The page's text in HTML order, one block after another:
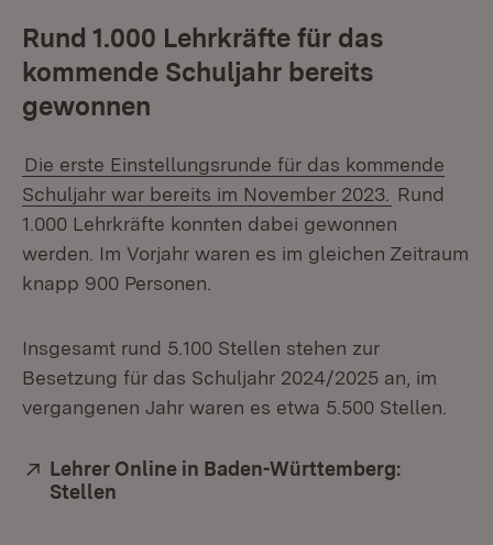
Rund 1.000 Lehrkräfte für das
kommende Schuljahr bereits
gewonnen
Die erste Einstellungsrunde für das kommende
Schuljahr war bereits im November 2023. Rund
1.000 Lehrkräfte konnten dabei gewonnen
werden. Im Vorjahr waren es im gleichen Zeitraum
knapp 900 Personen.
Insgesamt rund 5.100 Stellen stehen zur
Besetzung für das Schuljahr 2024/2025 an, im
vergangenen Jahr waren es etwa 5.500 Stellen.
Extern:
Lehrer Online in Baden-Württemberg:
Stellen